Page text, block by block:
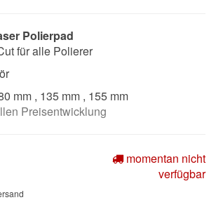
Polierpad
für alle Polierer
mm , 135 mm , 155 mm
Preisentwicklung
momentan nicht
verfügbar